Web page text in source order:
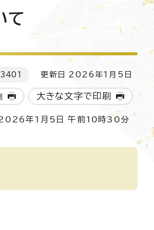
て
更新日 2026年1月5日
大きな文字で印刷
2026年1月5日 午前10時30分